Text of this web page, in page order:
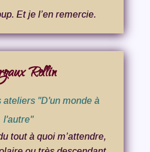
Et je l’en remercie.
Rollin
ateliers "D'un monde à
l'autre"
tout à quoi m’attendre,